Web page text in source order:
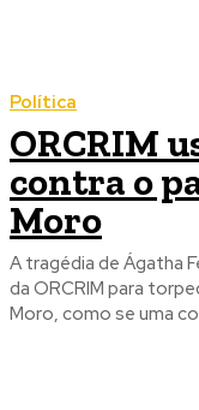
Política
ORCRIM
contra o
Moro
A tragédia de Ágatha
da ORCRIM para
Moro, como se uma